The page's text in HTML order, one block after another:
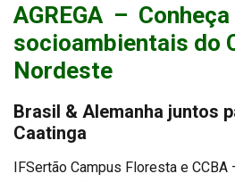
AGREGA –
socioambientais do
Nordeste
Brasil & Alemanha juntos
Caatinga
IFSertão Campus Floresta e